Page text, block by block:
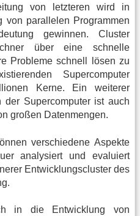
von letzteren wird in
von parallelen Programmen
gewinnen. Cluster
über eine schnelle
Probleme schnell lösen zu
Supercomputer
Kerne. Ein weiterer
Supercomputer ist auch
großen Datenmengen.
verschiedene Aspekte
analysiert und evaluiert
Entwicklungscluster des
in die Entwicklung von